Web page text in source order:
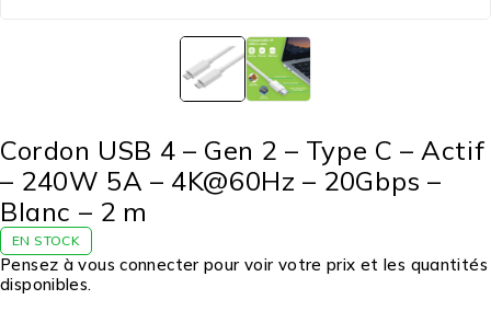
Cordon USB 4 – Gen 2 – Type C – Actif
– 240W 5A – 4K@60Hz – 20Gbps –
Blanc – 2 m
EN STOCK
Pensez à vous connecter pour voir votre prix et les quantités
disponibles.